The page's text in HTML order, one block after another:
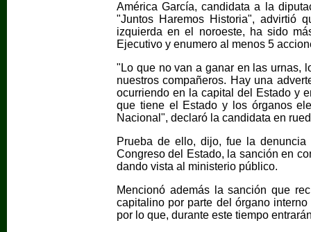
América García, candidata a la
"Juntos Haremos Historia", advirtió
izquierda en el noroeste, ha sido
Ejecutivo y enumero al menos 5
"Lo que no van a ganar en las urnas,
nuestros compañeros. Hay una
ocurriendo en la capital del Estado y
que tiene el Estado y los órganos
Nacional", declaró la candidata en
Prueba de ello, dijo, fue la
Congreso del Estado, la sanción en
dando vista al ministerio público.
Mencionó además la sanción que
capitalino por parte del órgano
por lo que, durante este tiempo